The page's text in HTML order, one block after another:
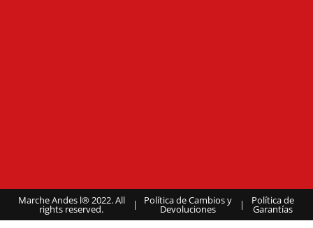
Marche Andes l® 2022. All
rights reserved. | Política de Cambios y
Devoluciones | Política de
Garantías